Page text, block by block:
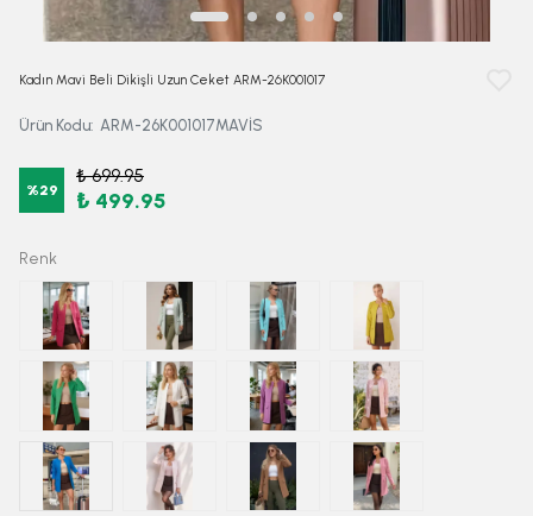
Kadın Mavi Beli Dikişli Uzun Ceket ARM-26K001017
Ürün Kodu: ARM-26K001017MAVİS
%29
₺ 699.95
₺ 499.95
Renk